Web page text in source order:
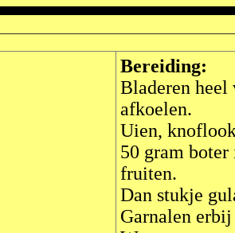
Bereiding:
Bladeren heel
afkoelen.
Uien,
50 gram boter
fruiten.
Dan stukje
Garnalen erbij